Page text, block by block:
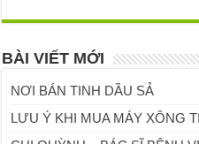
BÀI VIẾT MỚI
NƠI BÁN TINH DẦU SẢ
LƯU Ý KHI MUA MÁY XÔNG